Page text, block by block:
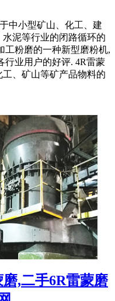
中小型矿山、化工、建
泥等行业的闭路循环的
工粉磨的一种新型磨粉机,
行业用户的好评. 4R雷蒙
、矿山等矿产品物料的
,二手6R雷蒙磨